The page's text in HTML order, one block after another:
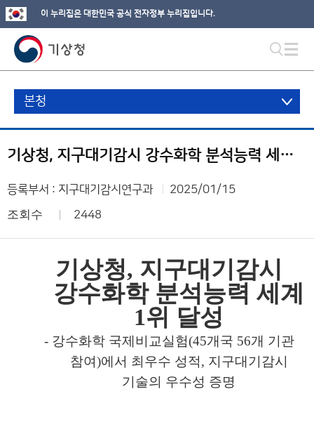
이 누리집은 대한민국 공식 전자정부 누리집입니다.
본청
기상청, 지구대기감시 강수화학 분석능력 세계 1위 달성
등록부서 : 지구대기감시연구과 2025/01/15
조회수 2448
기상청, 지구대기감시
강수화학 분석능력 세계
1위 달성
- 강수화학 국제비교실험(45개국 56개 기관
참여)에서 최우수 성적, 지구대기감시
기술의 우수성 증명